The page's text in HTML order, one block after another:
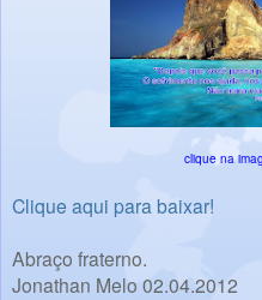
clique na
Clique aqui para baixar!
Abraço fraterno.
Jonathan Melo 02.04.2012